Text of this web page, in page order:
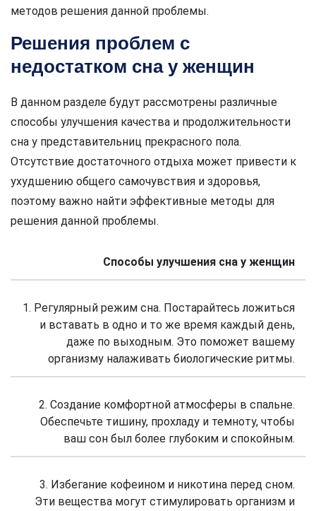
методов решения данной проблемы.
Решения проблем с
недостатком сна у женщин
В данном разделе будут рассмотрены различные
способы улучшения качества и продолжительности
сна у представительниц прекрасного пола.
Отсутствие достаточного отдыха может привести к
ухудшению общего самочувствия и здоровья,
поэтому важно найти эффективные методы для
решения данной проблемы.
Способы улучшения сна у женщин
1. Регулярный режим сна. Постарайтесь ложиться
и вставать в одно и то же время каждый день,
даже по выходным. Это поможет вашему
организму налаживать биологические ритмы.
2. Создание комфортной атмосферы в спальне.
Обеспечьте тишину, прохладу и темноту, чтобы
ваш сон был более глубоким и спокойным.
3. Избегание кофеином и никотина перед сном.
Эти вещества могут стимулировать организм и